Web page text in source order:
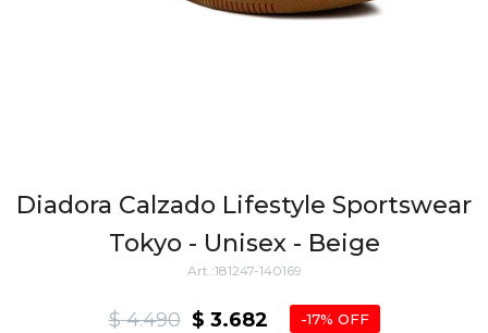
Diadora Calzado Lifestyle Sportswear
Tokyo - Unisex - Beige
181247-140169
$ 3.682
$ 4.490 17